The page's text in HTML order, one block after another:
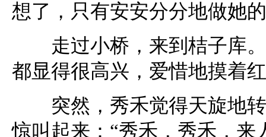
想了，只有安安分分地做她
走过小桥，来到桔子库。
都显得很高兴，爱惜地摸着
突然，秀禾觉得天旋地转
惊叫起来：“秀禾，秀禾，